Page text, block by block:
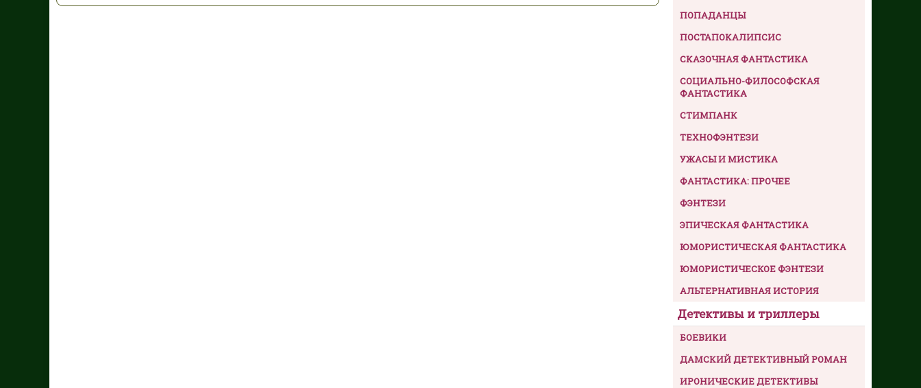
ПОПАДАНЦЫ
ПОСТАПОКАЛИПСИС
СКАЗОЧНАЯ ФАНТАСТИКА
СОЦИАЛЬНО-ФИЛОСОФСКАЯ
ФАНТАСТИКА
СТИМПАНК
ТЕХНОФЭНТЕЗИ
УЖАСЫ И МИСТИКА
ФАНТАСТИКА: ПРОЧЕЕ
ФЭНТЕЗИ
ЭПИЧЕСКАЯ ФАНТАСТИКА
ЮМОРИСТИЧЕСКАЯ ФАНТАСТИКА
ЮМОРИСТИЧЕСКОЕ ФЭНТЕЗИ
АЛЬТЕРНАТИВНАЯ ИСТОРИЯ
Детективы и триллеры
БОЕВИКИ
ДАМСКИЙ ДЕТЕКТИВНЫЙ РОМАН
ИРОНИЧЕСКИЕ ДЕТЕКТИВЫ